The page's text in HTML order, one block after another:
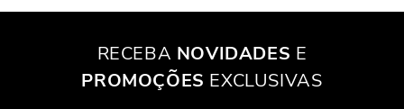
RECEBA NOVIDADES E
PROMOÇÕES EXCLUSIVAS